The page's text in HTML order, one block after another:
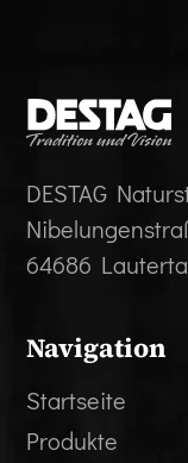
DESTAG
64686
Navigation
Startseite
Produkte